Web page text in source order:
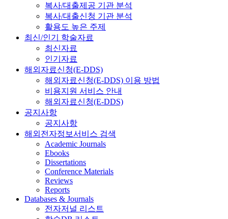
복사/대출제공 기관 분석
복사/대출신청 기관 분석
활용도 높은 주제
최신/인기 학술자료
최신자료
인기자료
해외자료신청(E-DDS)
해외자료신청(E-DDS) 이용 방법
비용지원 서비스 안내
해외자료신청(E-DDS)
공지사항
공지사항
해외전자정보서비스 검색
Academic Journals
Ebooks
Dissertations
Conference Materials
Reviews
Reports
Databases & Journals
전자저널 리스트